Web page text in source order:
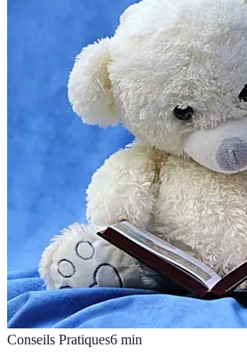
Conseils Pratiques6 min